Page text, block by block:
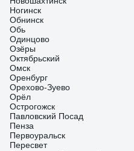
Ногинск
Обнинск
Обь
Одинцово
Озёры
Октябрьский
Омск
Оренбург
Орехово-Зуево
Орёл
Острогожск
Павловский Посад
Пенза
Первоуральск
Пересвет